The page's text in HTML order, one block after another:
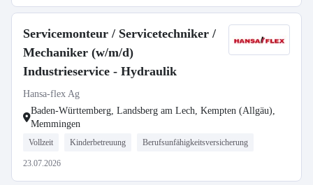
Servicemonteur / Servicetechniker /
Mechaniker (w/m/d)
Industrieservice - Hydraulik
Hansa-flex Ag
Baden-Württemberg, Landsberg am Lech, Kempten (Allgäu),
Memmingen
Vollzeit Kinderbetreuung Berufsunfähigkeitsversicherung
23.07.2026